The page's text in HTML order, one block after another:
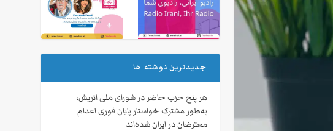
جدیدترین نوشته ها
هر پنج حزب حاضر در شورای ملی اتریش،
به‌طور مشترک خواستار پایان فوری اعدام
معترضان در ایران شده‌اند